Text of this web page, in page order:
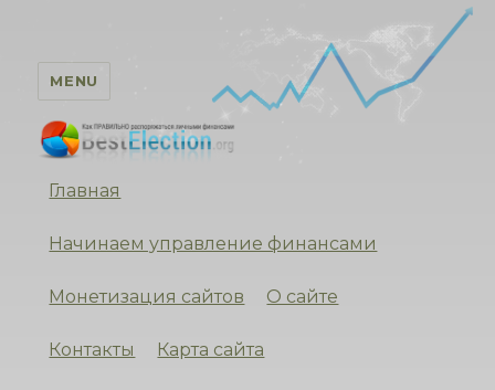
MENU
Личные финансы
Главная
Начинаем управление финансами
Монетизация сайтов О сайте
Контакты Карта сайта